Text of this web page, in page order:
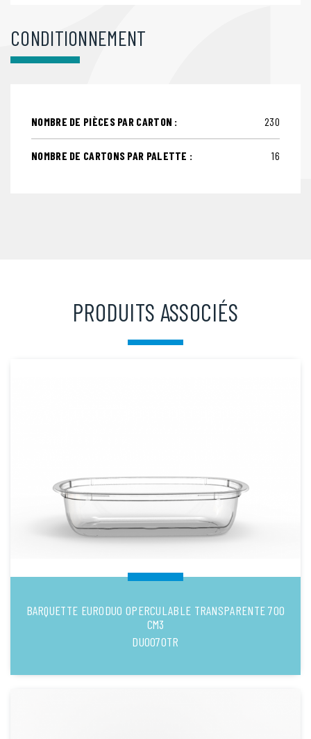
CONDITIONNEMENT
NOMBRE DE PIÈCES PAR CARTON : 230
NOMBRE DE CARTONS PAR PALETTE : 16
PRODUITS ASSOCIÉS
BARQUETTE EURODUO OPERCULABLE TRANSPARENTE 700
CM3
DUO070TR